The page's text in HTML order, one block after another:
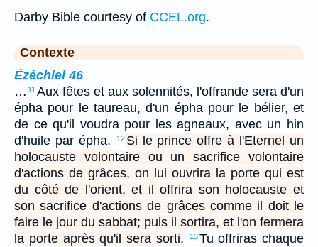
Darby Bible courtesy of CCEL.org.
Contexte
Ézéchiel 46
… 11 Aux fêtes et aux solennités, l'offrande sera d'un
épha pour le taureau, d'un épha pour le bélier, et
de ce qu'il voudra pour les agneaux, avec un hin
d'huile par épha.
12 Si le prince offre à l'Eternel un
holocauste volontaire ou un sacrifice volontaire
d'actions de grâces, on lui ouvrira la porte qui est
du côté de l'orient, et il offrira son holocauste et
son sacrifice d'actions de grâces comme il doit le
faire le jour du sabbat; puis il sortira, et l'on fermera
la porte après qu'il sera sorti.
13 Tu offriras chaque